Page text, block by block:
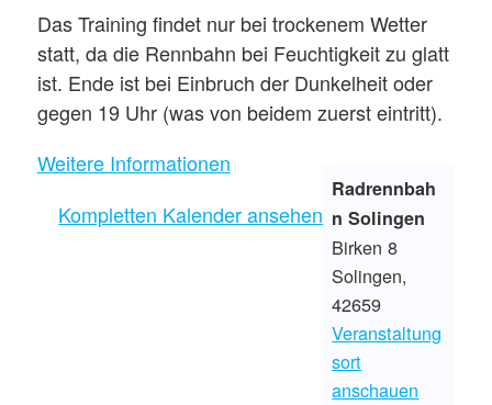
Das Training findet nur bei trockenem Wetter
statt, da die Rennbahn bei Feuchtigkeit zu glatt
ist. Ende ist bei Einbruch der Dunkelheit oder
gegen 19 Uhr (was von beidem zuerst eintritt).
Radrennbah
n Solingen
Birken 8
Solingen,
42659
Veranstaltung
sort
anschauen
Weitere Informationen
Kompletten Kalender ansehen